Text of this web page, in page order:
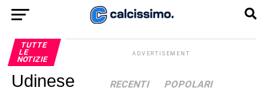
TUTTE
LE
NOTIZIE
Udinese
ADVERTISEMENT
RECENTI POPOLARI